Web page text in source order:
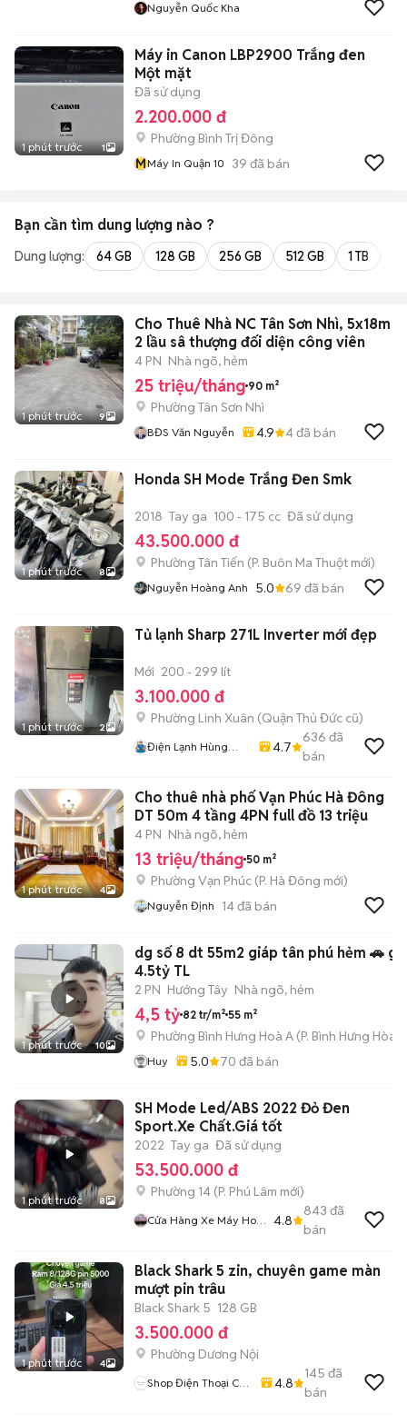
Nguyễn Quốc Kha
1 phút trước 1
Máy in Canon LBP2900 Trắng đen
Một mặt
Đã sử dụng
2.200.000 đ
Phường Bình Trị Đông
MMáy In Quận 10 39 đã bán
Bạn cần tìm dung lượng nào ?
Dung lượng: 64 GB 128 GB 256 GB 512 GB 1 TB
1 phút trước 9
Cho Thuê Nhà NC Tân Sơn Nhì, 5x18m
2 lầu sâ thượng đối diện công viên
4 PN Nhà ngõ, hẻm
25 triệu/tháng 90 m²
Phường Tân Sơn Nhì
BĐS Văn Nguyễn 4.9 4đã bán
1 phút trước 8
Honda SH Mode Trắng Đen Smk
2018 Tay ga 100 - 175 cc Đã sử dụng
43.500.000 đ
Phường Tân Tiến (P. Buôn Ma Thuột mới)
Nguyễn Hoàng Anh 5.0 69 đã bán
1 phút trước 2
Tủ lạnh Sharp 271L Inverter mới đẹp
Mới 200 - 299 lít
3.100.000 đ
Phường Linh Xuân (Quận Thủ Đức cũ)
Điện Lạnh Hùng
4.7
636 đã
bán
1 phút trước 4
Cho thuê nhà phố Vạn Phúc Hà Đông
DT 50m 4 tầng 4PN full đồ 13 triệu
4 PN Nhà ngõ, hẻm
13 triệu/tháng 50 m²
Phường Vạn Phúc (P. Hà Đông mới)
Nguyễn Định 14đã bán
1 phút trước 10
dg số 8 dt 55m2 giáp tân phú hẻm 🚗
4.5tỷ TL
2 PN Hướng Tây Nhà ngõ, hẻm
4,5 tỷ 82 tr/m² 55 m²
Phường Bình Hưng Hoà A (P. Bình Hưng Hòa
Huy 5.0 70 đã bán
1 phút trước 8
SH Mode Led/ABS 2022 Đỏ Đen
Sport.Xe Chất.Giá tốt
2022 Tay ga Đã sử dụng
53.500.000 đ
Phường 14 (P. Phú Lâm mới)
Cửa Hàng Xe Máy Hoà
4.8
843 đã
bán
1 phút trước 4
Black Shark 5 zin, chuyên game màn
mượt pin trâu
Black Shark 5 128 GB
3.500.000 đ
Phường Dương Nội
Shop Điện Thoại Cũ
4.8
145 đã
bán